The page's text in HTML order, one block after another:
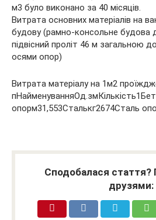
м3 було виконано за 40 місяців.
Витрата основних матеріалів на
будову (рамно-консольне будова
підвісний проліт 46 м загальною
осями опор)
Витрата матеріалу на 1м2
опорм31,553Сталькг2674Сталь
Сподобалася стаття?
друзями: